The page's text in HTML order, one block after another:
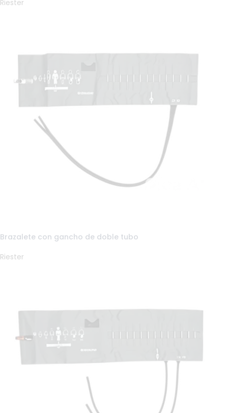
Riester
Brazalete con gancho de doble tubo
Riester